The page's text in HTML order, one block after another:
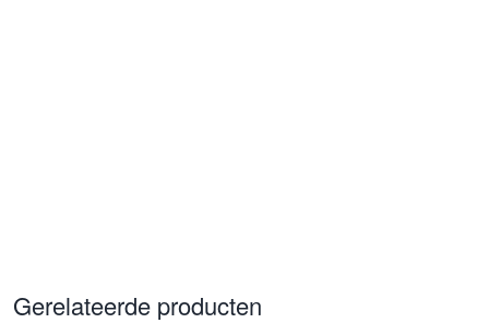
Gerelateerde producten